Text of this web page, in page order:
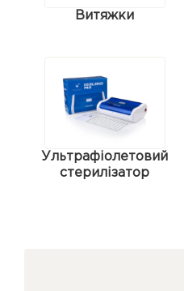
Витяжки
Ультрафіолетовий
стерилізатор